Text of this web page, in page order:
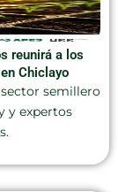
reunirá a los
Chiclayo
semillero
y expertos